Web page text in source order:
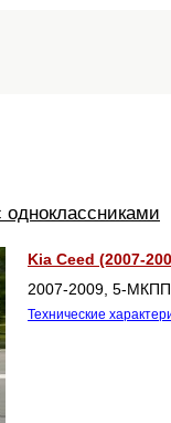
Kia Ceed (2007-
2007-2009, 5-
Технические